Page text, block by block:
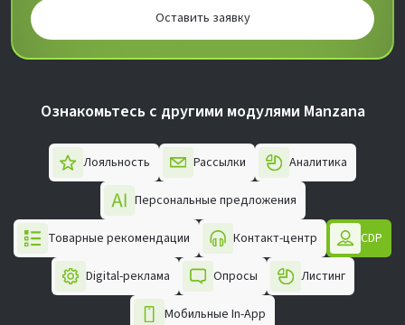
Оставить заявку
Ознакомьтесь с другими модулями Manzana
Лояльность Рассылки Аналитика
Персональные предложения
Товарные рекомендации Контакт-центр CDP
Digital-реклама Опросы Листинг
Мобильные In-App